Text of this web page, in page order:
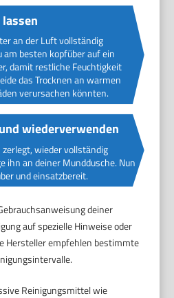
an der Luft vollständig
besten kopfüber auf ein
damit restliche Feuchtigkeit
das Trocknen an warmen
verursachen könnten.
wiederverwenden
wieder vollständig
ihn an deiner Munddusche. Nun
und einsatzbereit.
deiner
auf spezielle Hinweise oder
Hersteller empfehlen bestimmte
Reinigungsmittel wie